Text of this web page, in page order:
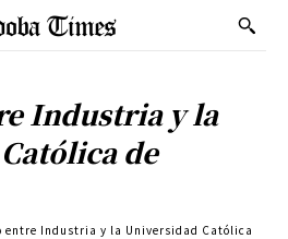
Industria y la
de
entre Industria y la Universidad Católica